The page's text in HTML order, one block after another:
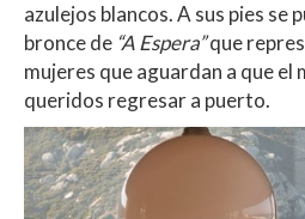
azulejos blancos. A sus pies se
bronce de “A Espera”que
mujeres que aguardan a que el
queridos regresar a puerto.